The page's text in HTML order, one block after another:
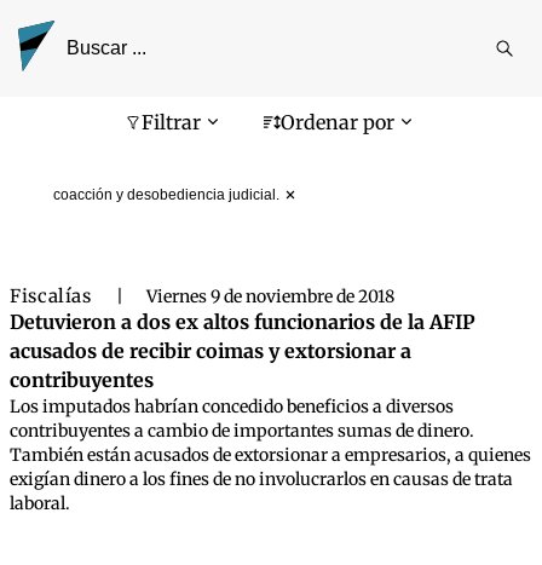
Filtrar Ordenar por
coacción y desobediencia judicial.
Pantalla de búsqueda
Fiscalías Viernes 9 de noviembre de 2018
Detuvieron a dos ex altos funcionarios de la AFIP
acusados de recibir coimas y extorsionar a
contribuyentes
Los imputados habrían concedido beneficios a diversos
contribuyentes a cambio de importantes sumas de dinero.
También están acusados de extorsionar a empresarios, a quienes
exigían dinero a los fines de no involucrarlos en causas de trata
laboral.